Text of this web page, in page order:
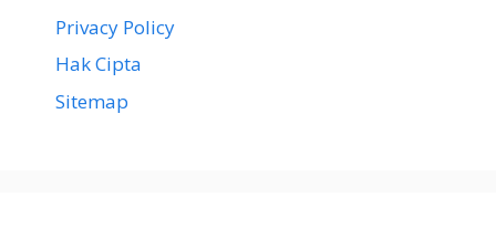
Privacy Policy
Hak Cipta
Sitemap